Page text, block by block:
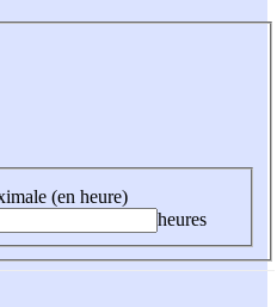
(en heure)
heures